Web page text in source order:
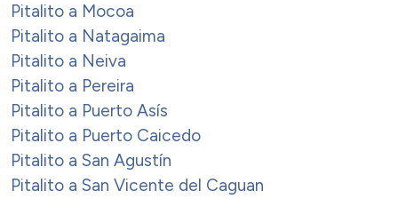
Pitalito a Mocoa
Pitalito a Natagaima
Pitalito a Neiva
Pitalito a Pereira
Pitalito a Puerto Asís
Pitalito a Puerto Caicedo
Pitalito a San Agustín
Pitalito a San Vicente del Caguan